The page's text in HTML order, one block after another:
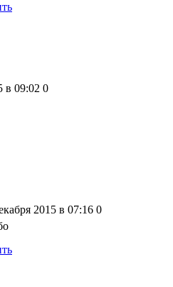
в 09:02 0
2015 в 07:16 0